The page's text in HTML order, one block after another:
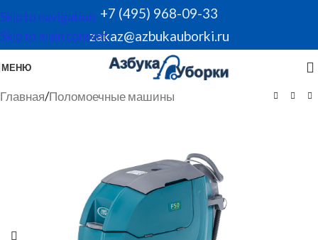
Skip to navigation
Skip to main content
+7 (495) 968-09-33
zakaz@azbukauborki.ru
МЕНЮ
Главная/Поломоечные машины